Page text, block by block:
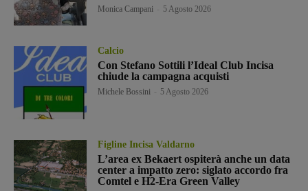
Monica Campani 5 Agosto 2026
Calcio
Con Stefano Sottili l’Ideal Club Incisa
chiude la campagna acquisti
Michele Bossini 5 Agosto 2026
Figline Incisa Valdarno
L’area ex Bekaert ospiterà anche un data
center a impatto zero: siglato accordo fra
Comtel e H2-Era Green Valley